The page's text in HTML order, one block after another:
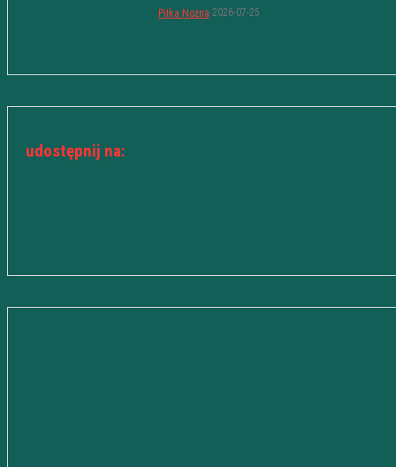
Piłka Nożna 2026-07-25
udostępnij na: